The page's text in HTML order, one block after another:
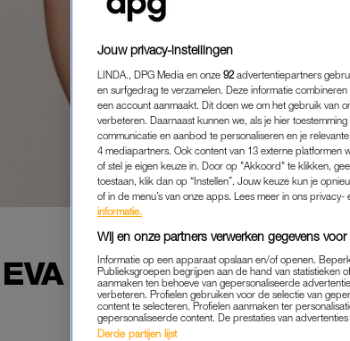
EVA ZIET
HET WEL
BEAUTY|
06-08-2022 |
Jouw privacy-instellingen
LINDA., DPG Media en onze 92 advertentiepartners
en surfgedrag te verzamelen. Deze informatie
een account aanmaakt. Dit doen we om het gebruik van
verbeteren. Daarnaast kunnen we, als je hier
communicatie en aanbod te personaliseren en je
4 mediapartners. Ook content van 13 externe platformen
of stel je eigen keuze in. Door op "Akkoord" te klikken,
toestaan, klik dan op “Instellen”. Jouw keuze kun je
of in de menu’s van onze apps. Lees meer in ons privacy-
informatie.
Wij en onze partners verwerken gegevens
Informatie op een apparaat opslaan en/of openen.
Publieksgroepen begrijpen aan de hand van statistieken
aanmaken ten behoeve van gepersonaliseerde
verbeteren. Profielen gebruiken voor de selectie van
content te selecteren. Profielen aanmaken ter
gepersonaliseerde content. De prestaties van advertenties
Derde partijen lijst